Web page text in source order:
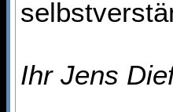
Ihr Jens